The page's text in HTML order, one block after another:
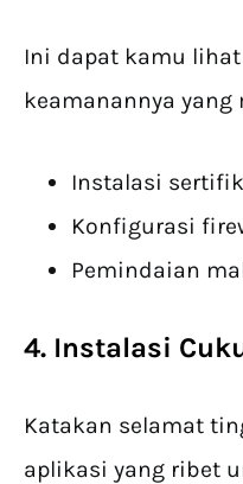
Ini dapat kamu
keamanannya yang
Instalasi
Konfigurasi
Pemindaian
4. Instalasi
Katakan selamat
aplikasi yang ribet